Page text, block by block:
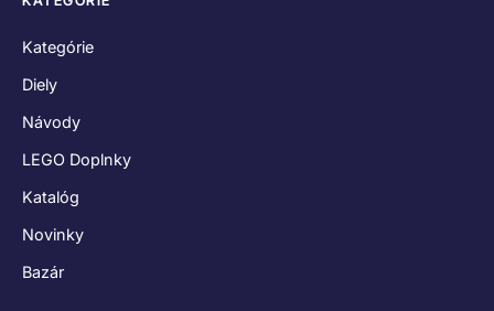
Kategórie
Diely
Návody
LEGO Doplnky
Katalóg
Novinky
Bazár